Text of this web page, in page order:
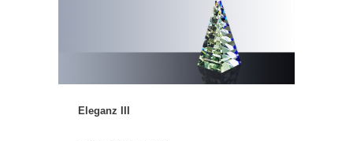
Eleganz III